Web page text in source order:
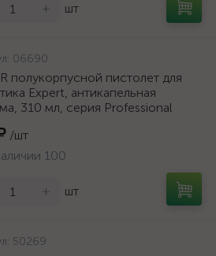
+ шт
06690
полукорпусной пистолет для
Expert, антикапельная
310 мл, серия Professional
/шт
100
+ шт
50269